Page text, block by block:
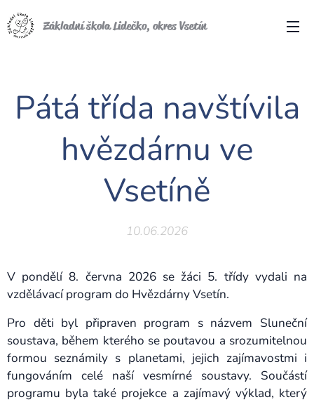
Základní škola Lidečko, okres Vsetín
Pátá třída navštívila
hvězdárnu ve
Vsetíně
10.06.2026
V pondělí 8. června 2026 se žáci 5. třídy vydali na
vzdělávací program do Hvězdárny Vsetín.
Pro děti byl připraven program s názvem Sluneční
soustava, během kterého se poutavou a srozumitelnou
formou seznámily s planetami, jejich zajímavostmi i
fungováním celé naší vesmírné soustavy. Součástí
programu byla také projekce a zajímavý výklad, který